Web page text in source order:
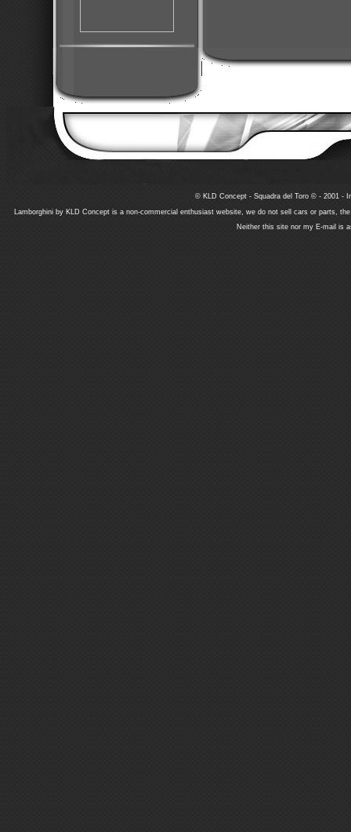
© KLD Concept - Squadra del Toro © - 2001 -
Lamborghini by KLD Concept is a non-commercial enthusiast website, we do not sell cars or parts,
Neither this site nor my E-mail is